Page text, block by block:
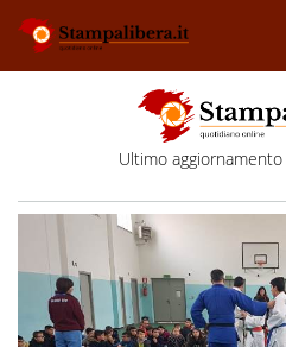
Ultimo aggiornamento